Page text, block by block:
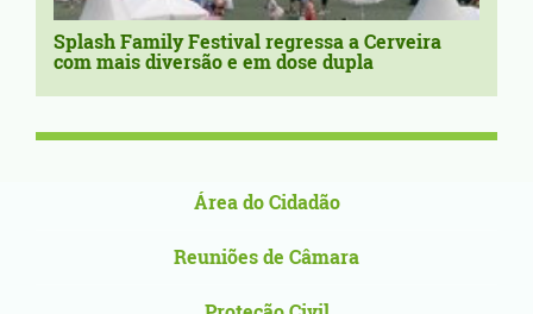
Splash Family Festival regressa a Cerveira
com mais diversão e em dose dupla
Área do Cidadão
Reuniões de Câmara